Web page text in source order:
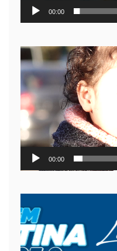
00:00
Reproductor
de
video
00:00